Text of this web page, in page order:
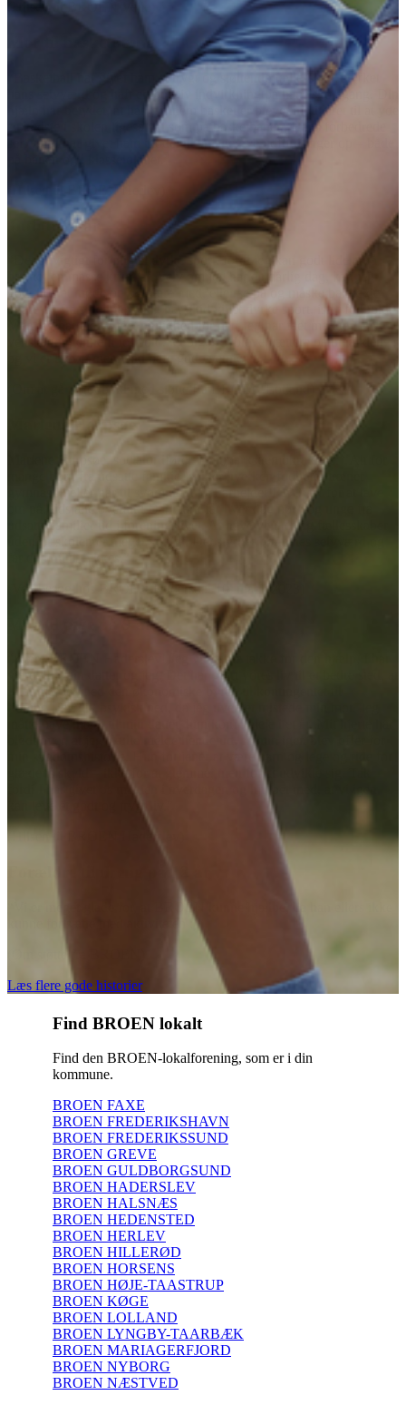
(Hilsen til BROEN Vejle)
Mor til basketdreng
“Basketball har givet ham et trygt og støttende fællesskab, styrket
hans selvværd og haft en positiv indvirkning på hans skolegang. Din
hjælp har betydet, at han gennem basket er blevet motiveret til at yde
sit bedste i skolen ligeså vel som på basketbanen. Hans forbedrede
selvværd har givet ham modet til at tage nye udfordringer op – både
på banen og i klasselokalet.”
(Hilsen til BROEN Herlev)
Judith 14 år
“Det er vigtigt for mig at dyrke sport, fordi jeg kan godt lide at få
brændt en masse krudt af. Selv om jeg har en dårlig dag, kan jeg
godt lide at møde op og være med, eller se på og måske bakke de
andre op fra sidelinjen. Jeg har altid villet dyrke sport, især fodbold.
Men jeg har aldrig fået mulighed for det. Jeg har fået mange
venskaber gennem fodbold. Vi piger er blevet tættere på hinanden,
og vi er blevet mere end bare gode venner.”
(Om at gå til fodbold med støtte fra BROEN Lolland)
Marlene Harpsøe
Marlene Harpsøe, socialordfører, Danmarksdemokraterne: “Alt for
mange børn fra udsatte familier spiller hverken fodbold, træner
gymnastik eller går til svømning. Det arbejder
BROEN
om på. Ildsjæle overalt i Danmark får hver dag børn og unge fra
udsatte familier ud i foreningslivet. At have venner og fællesskaber
udenfor skolen er meget vigtigt. Det styrker børnenes selvværd og
får dem til at lykkes.”
(Ved besøg hos BROEN Rudersdal 10. marts 2023)
Mor til pige på 9 år
“Kære BROEN Haderslev! Jeg vil gerne takke for den hjælp, I har
været for min datter og jeg. Det har gjort vores liv til et bedre sted, at
I har hjulpet med den økonomiske byrde til kontingentet til
ridning. Jeg gik psykisk ned, da jeg uventet mistede min mor. Jeg
måtte have hjælp til min datter, hun kom i pleje i et år. Mit hjerte har
blødt over, at jeg skulle melde hende ud, så hun igen blev offer for
min sygdomshistorie. Hun fortjener at være barn og lege og ride for
glædens skyld – ikke for at glemme, men for at udvikle sig. Tak
fordi I har givet os magien i hverdagen og hjulpet med, at vi igen
kan leve et godt og trygt liv.”
(Hilsen til BROEN Haderslev)
“Vi er meget glade for, at BROEN kunne hjælpe, da han ellers ikke
kunne fortsætte med aktiviteten :)”
(Om støtte fra BROEN)
Læs flere gode historier
Find BROEN lokalt
Find den BROEN-lokalforening, som er i din
kommune.
BROEN FAXE
BROEN FREDERIKSHAVN
BROEN FREDERIKSSUND
BROEN GREVE
BROEN GULDBORGSUND
BROEN HADERSLEV
BROEN HALSNÆS
BROEN HEDENSTED
BROEN HERLEV
BROEN HILLERØD
BROEN HORSENS
BROEN HØJE-TAASTRUP
BROEN KØGE
BROEN LOLLAND
BROEN LYNGBY-TAARBÆK
BROEN MARIAGERFJORD
BROEN NYBORG
BROEN NÆSTVED